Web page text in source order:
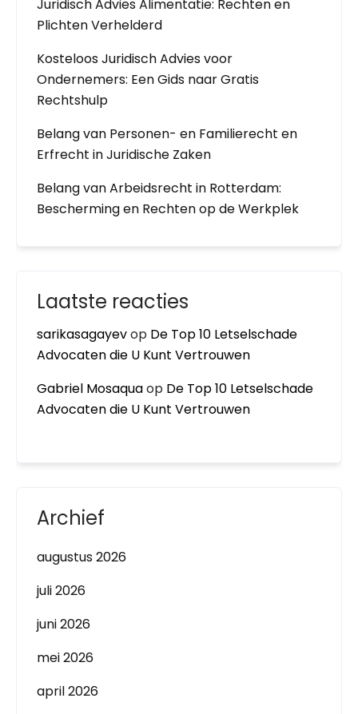
Juridisch Advies Alimentatie: Rechten en
Plichten Verhelderd
Kosteloos Juridisch Advies voor
Ondernemers: Een Gids naar Gratis
Rechtshulp
Belang van Personen- en Familierecht en
Erfrecht in Juridische Zaken
Belang van Arbeidsrecht in Rotterdam:
Bescherming en Rechten op de Werkplek
Laatste reacties
sarikasagayevop De Top 10 Letselschade
Advocaten die U Kunt Vertrouwen
Gabriel Mosaquaop De Top 10 Letselschade
Advocaten die U Kunt Vertrouwen
Archief
augustus 2026
juli 2026
juni 2026
mei 2026
april 2026